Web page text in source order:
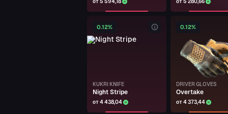
bisesus #MAGIXRUST
от 5 594,18 от 5 280,66
0.12%
KUKRI KNIFE
Night Stripe
от 4 438,04
0.12%
DRIVER GLOVES
Overtake
от 4 373,44